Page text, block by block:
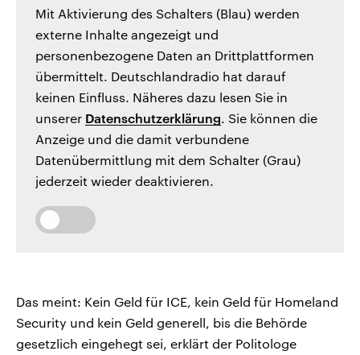
Mit Aktivierung des Schalters (Blau) werden
externe Inhalte angezeigt und
personenbezogene Daten an Drittplattformen
übermittelt. Deutschlandradio hat darauf
keinen Einfluss. Näheres dazu lesen Sie in
unserer Datenschutzerklärung. Sie können die
Anzeige und die damit verbundene
Datenübermittlung mit dem Schalter (Grau)
jederzeit wieder deaktivieren.
Das meint: Kein Geld für ICE, kein Geld für Homeland
Security und kein Geld generell, bis die Behörde
gesetzlich eingehegt sei, erklärt der Politologe